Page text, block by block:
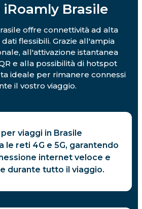
Brasile
offre connettività ad alta
flessibili. Grazie all'ampia
all'attivazione istantanea
e alla possibilità di hotspot
ideale per rimanere connessi
il vostro viaggio.
per viaggi in Brasile
le reti 4G e 5G, garantendo
internet veloce e
durante tutto il viaggio.